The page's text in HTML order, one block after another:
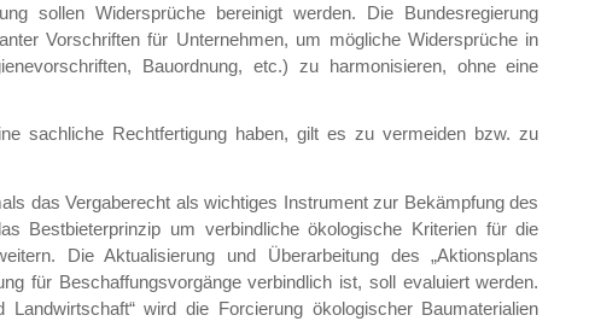
sollen Widersprüche bereinigt werden. Die Bundesregierung
Vorschriften für Unternehmen, um mögliche Widersprüche in
Bauordnung, etc.) zu harmonisieren, ohne eine
sachliche Rechtfertigung haben, gilt es zu vermeiden bzw. zu
das Vergaberecht als wichtiges Instrument zur Bekämpfung des
Bestbieterprinzip um verbindliche ökologische Kriterien für die
Die Aktualisierung und Überarbeitung des „Aktionsplans
für Beschaffungsvorgänge verbindlich ist, soll evaluiert werden.
wird die Forcierung ökologischer Baumaterialien